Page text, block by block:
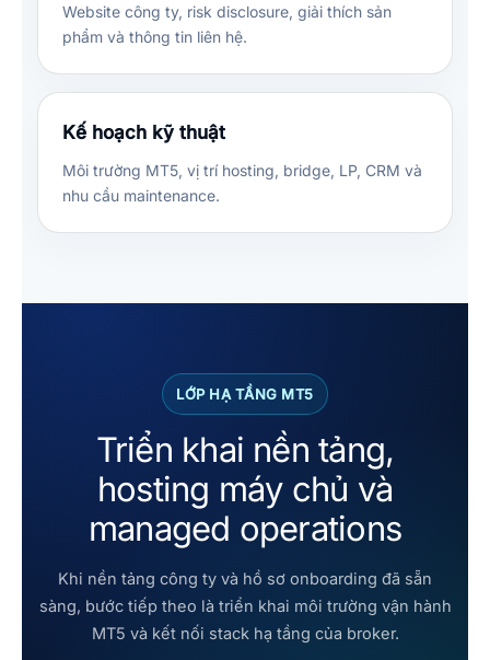
Website công ty, risk disclosure, giải thích sản
phẩm và thông tin liên hệ.
Kế hoạch kỹ thuật
Môi trường MT5, vị trí hosting, bridge, LP, CRM và
nhu cầu maintenance.
LỚP HẠ TẦNG MT5
Triển khai nền tảng,
hosting máy chủ và
managed operations
Khi nền tảng công ty và hồ sơ onboarding đã sẵn
sàng, bước tiếp theo là triển khai môi trường vận hành
MT5 và kết nối stack hạ tầng của broker.